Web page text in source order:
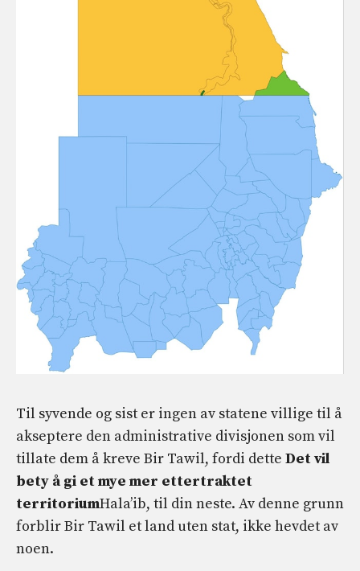
Til syvende og sist er ingen av statene villige til å
akseptere den administrative divisjonen som vil
tillate dem å kreve Bir Tawil, fordi dette Det vil
bety å gi et mye mer ettertraktet
territoriumHala’ib, til din neste. Av denne grunn
forblir Bir Tawil et land uten stat, ikke hevdet av
noen.